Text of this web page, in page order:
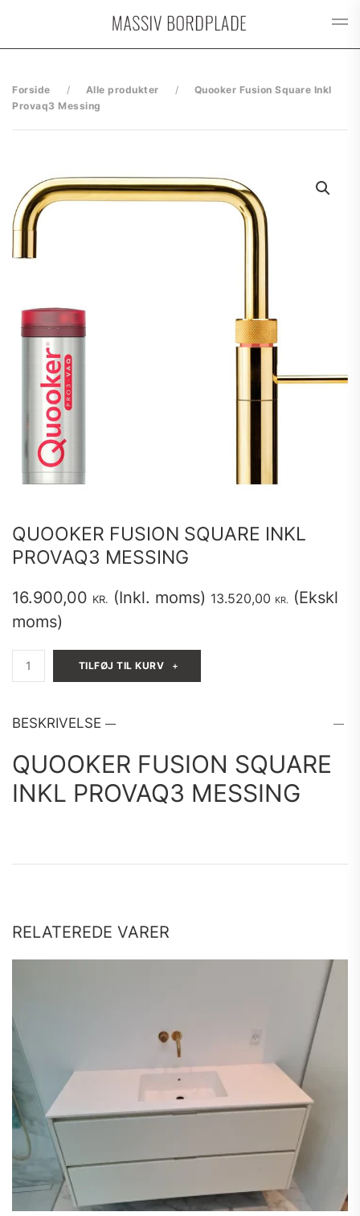
Forside Alle produkter
Quooker Fusion Square Inkl
Provaq3 Messing
QUOOKER FUSION SQUARE INKL
PROVAQ3 MESSING
16.900,00 KR. (Inkl. moms) 13.520,00 KR.
(Ekskl
moms)
Fusion
Provaq3
antal
TILFØJ TIL KURV
BESKRIVELSE
QUOOKER FUSION SQUARE
INKL PROVAQ3 MESSING
RELATEREDE VARER